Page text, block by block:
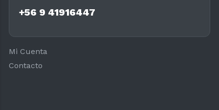
+56 9 41916447
Mi Cuenta
Contacto